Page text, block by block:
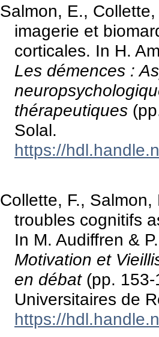
Salmon, E.,
imagerie et
corticales. In H.
Les démences :
thérapeutiques
Solal.
https://
Collette, F.,
troubles cognitifs
In M. Audiffren &
Motivation et
en débat(pp. 153-
Universitaires de
https://